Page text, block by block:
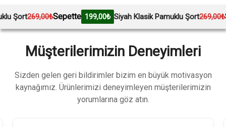
İncele
Sepette 199,00₺ Siyah Klasik Pamuklu Şort269,00₺Sepette
Müşterilerimizin Deneyimleri
Sizden gelen geri bildirimler bizim en büyük motivasyon
kaynağımız. Ürünlerimizi deneyimleyen müşterilerimizin
yorumlarına göz atın.